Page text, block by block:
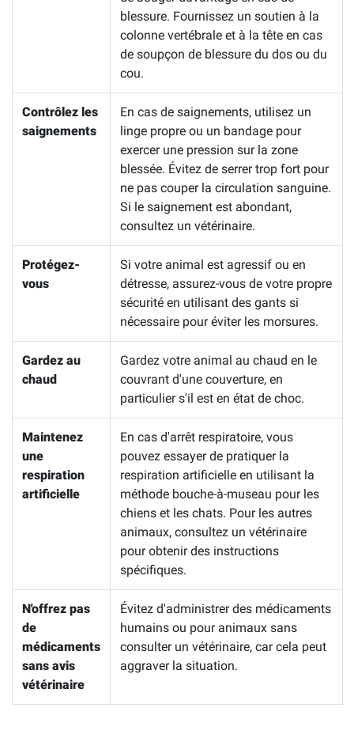
blessure. Fournissez un soutien à la
colonne vertébrale et à la tête en cas
de soupçon de blessure du dos ou du
cou.
Contrôlez les
saignements
En cas de saignements, utilisez un
linge propre ou un bandage pour
exercer une pression sur la zone
blessée. Évitez de serrer trop fort pour
ne pas couper la circulation sanguine.
Si le saignement est abondant,
consultez un vétérinaire.
Protégez-
vous
Si votre animal est agressif ou en
détresse, assurez-vous de votre propre
sécurité en utilisant des gants si
nécessaire pour éviter les morsures.
Gardez au
chaud
Gardez votre animal au chaud en le
couvrant d'une couverture, en
particulier s'il est en état de choc.
Maintenez
une
respiration
artificielle
En cas d'arrêt respiratoire, vous
pouvez essayer de pratiquer la
respiration artificielle en utilisant la
méthode bouche-à-museau pour les
chiens et les chats. Pour les autres
animaux, consultez un vétérinaire
pour obtenir des instructions
spécifiques.
N'offrez pas
de
médicaments
sans avis
vétérinaire
Évitez d'administrer des médicaments
humains ou pour animaux sans
consulter un vétérinaire, car cela peut
aggraver la situation.